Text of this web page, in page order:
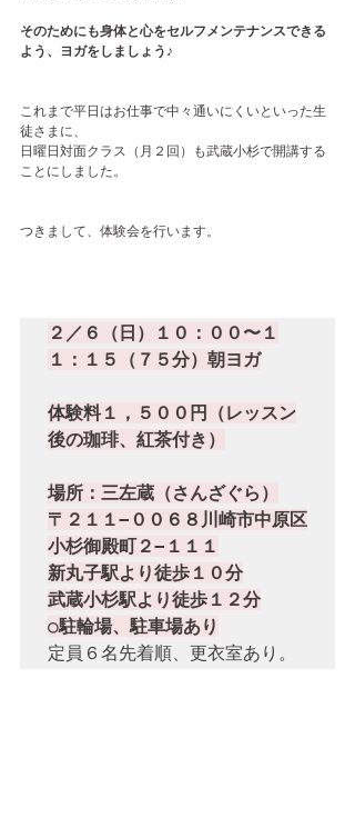
そのためにも身体と心をセルフメンテナンスできる
よう、ヨガをしましょう♪
これまで平日はお仕事で中々通いにくいといった生
徒さまに、
日曜日対面クラス（月２回）も武蔵小杉で開講する
ことにしました。
つきまして、体験会を行います。
２／６（日）１０：００〜１
１：１５（７５分）朝ヨガ
体験料１，５００円（レッスン
後の珈琲、紅茶付き）
場所：三左蔵（さんざぐら）
〒２１１−００６８川崎市中原区
小杉御殿町２−１１１
新丸子駅より徒歩１０分
武蔵小杉駅より徒歩１２分
○駐輪場、駐車場あり
定員６名先着順、更衣室あり。